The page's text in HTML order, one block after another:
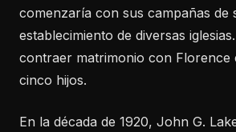
comenzaría con sus campañas de
establecimiento de diversas
contraer matrimonio con Florence
cinco hijos.
En la década de 1920, John G.